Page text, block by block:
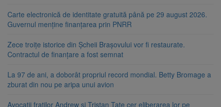
Carte electronică de identitate gratuită până pe 29 august 2026.
Guvernul menține finanțarea prin PNRR
Zece troițe istorice din Șcheii Brașovului vor fi restaurate.
Contractul de finanțare a fost semnat
La 97 de ani, a doborât propriul record mondial. Betty Bromage a
zburat din nou pe aripa unui avion
Avocații fraților Andrew și Tristan Tate cer eliberarea lor pe